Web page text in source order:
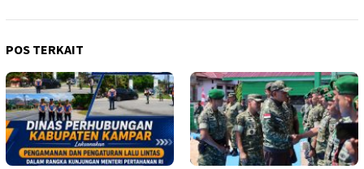
POS TERKAIT